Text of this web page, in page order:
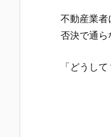
不動産業者
否決で通ら
「どうし